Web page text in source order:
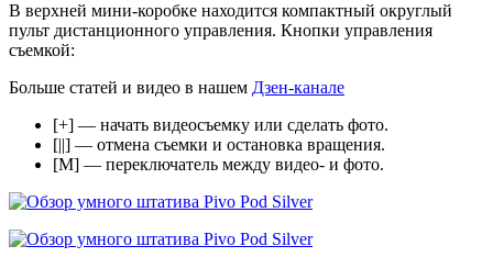
В верхней мини-коробке находится компактный округлый
пульт дистанционного управления. Кнопки управления
съемкой:
Больше статей и видео в нашем Дзен-канале
[+] — начать видеосъемку или сделать фото.
[||] — отмена съемки и остановка вращения.
[M] — переключатель между видео- и фото.